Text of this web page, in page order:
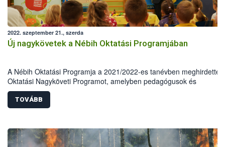
2022. szeptember 21., szerda
Új nagykövetek a Nébih Oktatási Programjában
A Nébih Oktatási Programja a 2021/2022-es tanévben meghirdette
Oktatási Nagyköveti Programot, amelyben pedagógusok és
természettudományos végzettségű szakemberek vehettek részt. A 3
legaktívabb résztvevőt mintegy félszáz jelentkező közül választották
Fodor Aliz, Miklós Andrea, valamint Pusztai-Pikó Boglárka összesen
kiérdemelték az Oktatási Nagyköveti címet.
TOVÁBB